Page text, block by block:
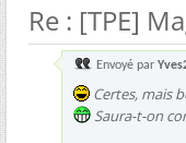
Re : [TPE]
Envoyé par
Certes, mais
Saura-t-on